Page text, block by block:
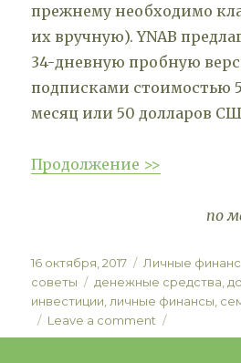
прежнему необходимо
их вручную). YNAB
34-дневную пробную
подписками стоимостью
месяц или 50 долларов
Продолжение >>
по
Posted
on
16 октября, 2017 Categories
Личные
советы
Tags
денежные средства
инвестиции личные финансы
Leave a comment on